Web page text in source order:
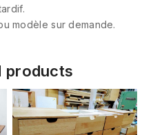
modèle sur demande.
products